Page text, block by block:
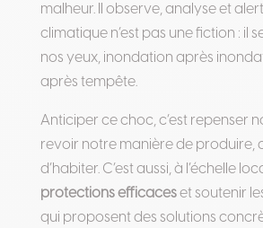
malheur. Il observe, analyse et
climatique n’est pas une fiction : il
nos yeux, inondation après
après tempête.
Anticiper ce choc, c’est repenser
revoir notre manière de produire,
d’habiter. C’est aussi, à l’échelle
protections efficaceset soutenir
qui proposent des solutions